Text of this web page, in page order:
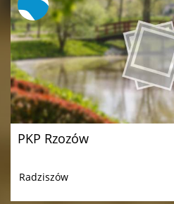
PKP Rzozów
Radziszów